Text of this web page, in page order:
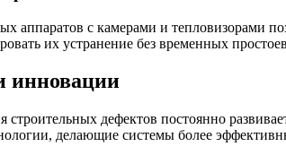
аппаратов с камерами и тепловизорами
их устранение без временных
инновации
строительных дефектов постоянно
делающие системы более